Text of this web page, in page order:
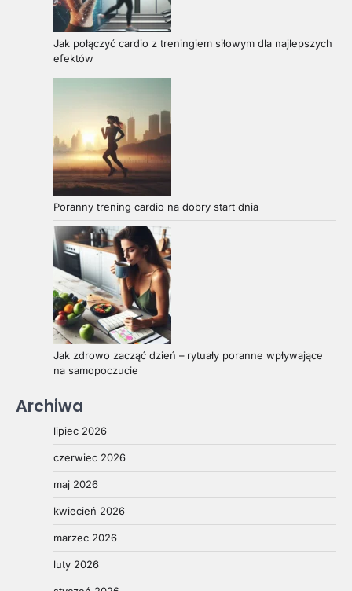
Jak połączyć cardio z treningiem siłowym dla najlepszych
efektów
Poranny trening cardio na dobry start dnia
Jak zdrowo zacząć dzień – rytuały poranne wpływające
na samopoczucie
Archiwa
lipiec 2026
czerwiec 2026
maj 2026
kwiecień 2026
marzec 2026
luty 2026